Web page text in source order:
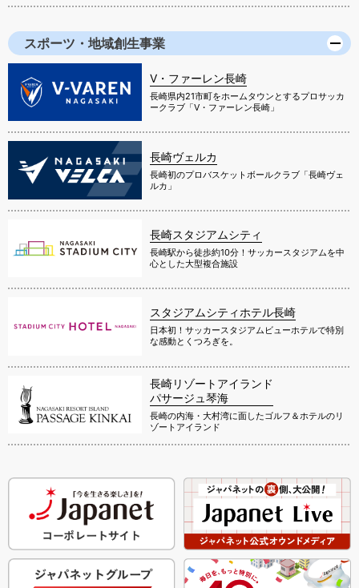
スポーツ・地域創生事業
V・ファーレン長崎
長崎県内21市町をホームタウンとするプロサッカ
ークラブ「V・ファーレン長崎」
長崎ヴェルカ
長崎初のプロバスケットボールクラブ「長崎ヴェ
ルカ」
長崎スタジアムシティ
長崎駅から徒歩約10分！サッカースタジアムを中
心とした大型複合施設
スタジアムシティホテル長崎
日本初！サッカースタジアムビューホテルで特別
な感動とくつろぎを。
長崎リゾートアイランド
パサージュ琴海
長崎の内海・大村湾に面したゴルフ＆ホテルのリ
ゾートアイランド